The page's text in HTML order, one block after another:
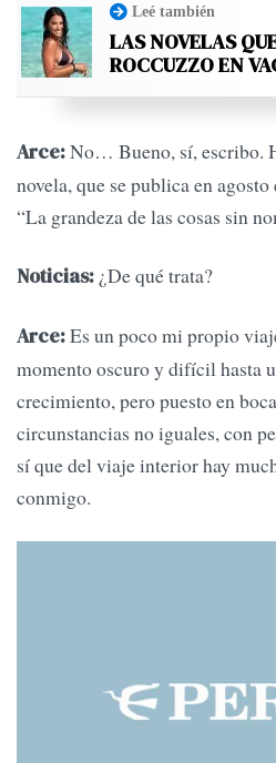
Leé también
LAS NOVELAS
ROCCUZZO EN
Arce:No… Bueno, sí, escribo.
novela, que se publica en
“La grandeza de las cosas sin
Noticias: ¿De qué trata?
Arce:Es un poco mi propio
momento oscuro y difícil hasta
crecimiento, pero puesto en
circunstancias no iguales, con
sí que del viaje interior hay
conmigo.